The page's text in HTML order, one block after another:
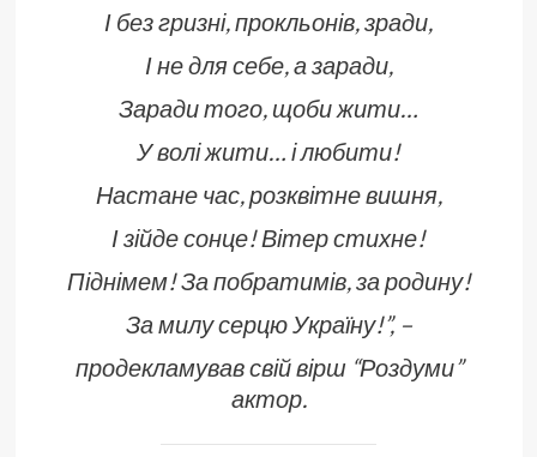
І без гризні, прокльонів, зради,
І не для себе, а заради,
Заради того, щоби жити…
У волі жити… і любити!
Настане час, розквітне вишня,
І зійде сонце! Вітер стихне!
Піднімем! За побратимів, за родину!
За милу серцю Україну!”, –
продекламував свій вірш “Роздуми”
актор.